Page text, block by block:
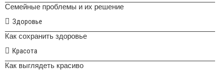
Семейные проблемы и их решение
Здоровье
Как сохранить здоровье
Красота
Как выглядеть красиво